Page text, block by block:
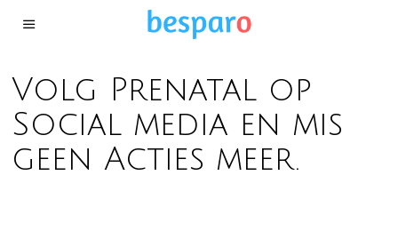
Volg Prenatal op
Social media en mis
geen Acties meer.